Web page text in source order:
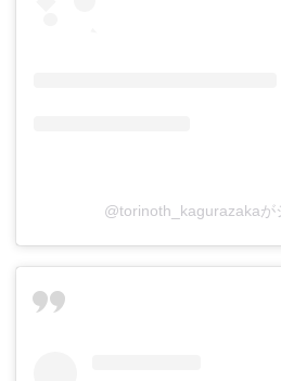
@torinoth_kagurazakaが